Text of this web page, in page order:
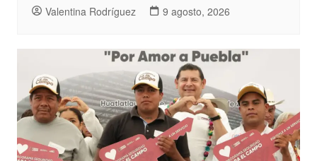
Valentina Rodríguez 9 agosto, 2026